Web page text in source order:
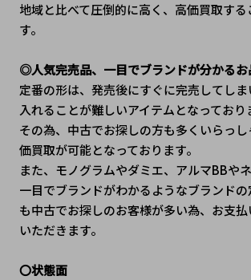
地域と比べて圧倒的に高く、高価買取する
す。
◎人気完売品、一目でブランドが分かるお
定番の形は、発売後にすぐに完売してし
入れることが難しいアイテムとなっており
その為、中古でお探しの方も多くいらっ
価買取が可能となっております。
また、モノグラムやダミエ、アルマBBや
一目でブランドがわかるようなブランド
も中古でお探しのお客様が多い為、お支
いただきます。
〇状態面